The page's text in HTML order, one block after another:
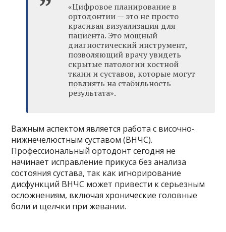
«Цифровое планирование в
ортодонтии — это не просто
красивая визуализация для
пациента. Это мощный
диагностический инструмент,
позволяющий врачу увидеть
скрытые патологии костной
ткани и суставов, которые могут
повлиять на стабильность
результата».
Важным аспектом является работа с височно-
нижнечелюстным суставом (ВНЧС).
Профессиональный ортодонт сегодня не
начинает исправление прикуса без анализа
состояния сустава, так как игнорирование
дисфункций ВНЧС может привести к серьезным
осложнениям, включая хронические головные
боли и щелчки при жевании.